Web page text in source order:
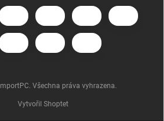
Vytvořil Shoptet
ImportPC. Všechna práva vyhrazena.